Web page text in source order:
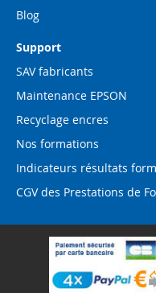
Blog
Support
SAV fabricants
Maintenance EPSON
Recyclage encres
Nos formations
Indicateurs résultats
CGV des Prestations de